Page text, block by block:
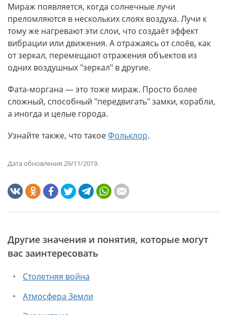
Мираж появляется, когда солнечные лучи
преломляются в нескольких слоях воздуха. Лучи к
тому же нагревают эти слои, что создаёт эффект
вибрации или движения. А отражаясь от слоёв, как
от зеркал, перемещают отражения объектов из
одних воздушных "зеркал" в другие.
Фата-моргана — это тоже мираж. Просто более
сложный, способный "передвигать" замки, корабли,
а иногда и целые города.
Узнайте также, что такоеФольклор.
Дата обновления 29/11/2019.
Другие значения и понятия, которые могут
вас заинтересовать
Столетняя война
Атмосфера Земли